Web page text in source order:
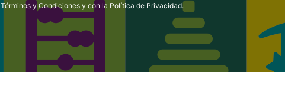
Términos y Condiciones y con la Política de Privacidad.